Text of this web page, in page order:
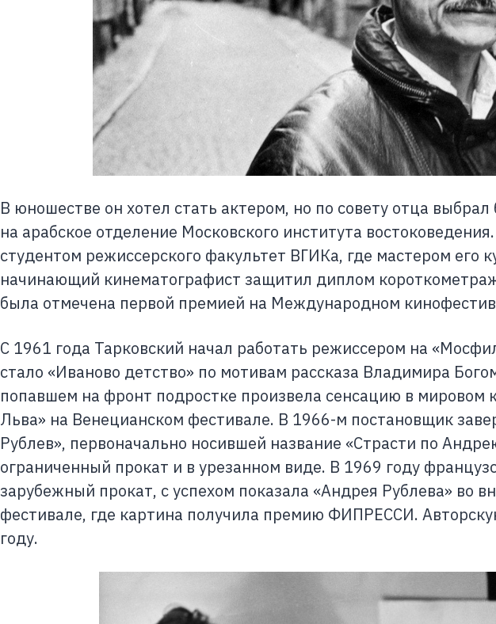
В юношестве он хотел стать актером, но по совету отца выбрал
на арабское отделение Московского института
студентом режиссерского факультет ВГИКа, где мастером
начинающий кинематографист защитил диплом
была отмечена первой премией на Международном
С 1961 года Тарковский начал работать режиссером на
стало «Иваново детство» по мотивам рассказа Владимира
попавшем на фронт подростке произвела сенсацию в мировом
Льва» на Венецианском фестивале. В 1966-м постановщик
Рублев», первоначально носившей название «Страсти по
ограниченный прокат и в урезанном виде. В 1969 году
зарубежный прокат, с успехом показала «Андрея Рублева» во
фестивале, где картина получила премию ФИПРЕССИ.
году.